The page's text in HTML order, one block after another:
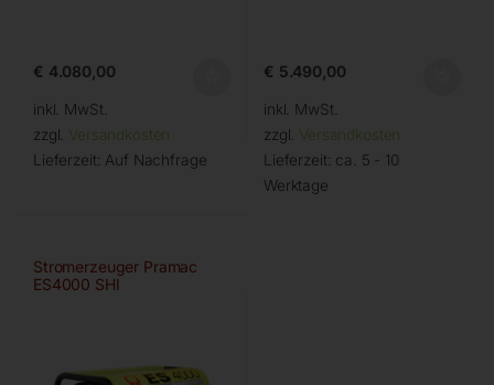
€ 4.080,00
inkl. MwSt.
zzgl. Versandkosten
Lieferzeit: Auf Nachfrage
€ 5.490,00
inkl. MwSt.
zzgl. Versandkosten
Lieferzeit: ca. 5 - 10
Werktage
Stromerzeuger Pramac
ES4000 SHI